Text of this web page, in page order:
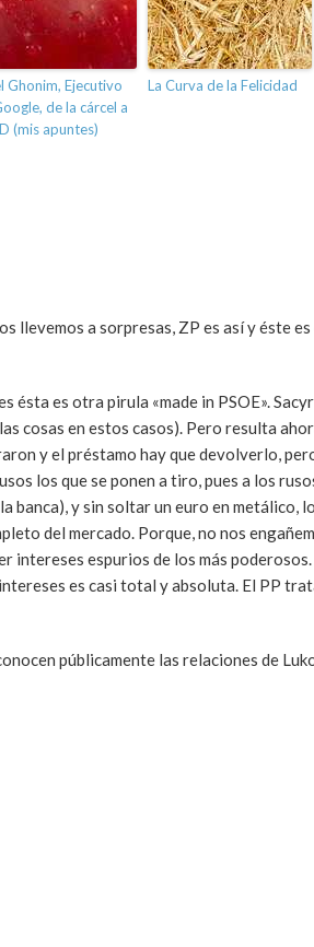
Ghonim, Ejecutivo
de la cárcel a
(mis apuntes)
La Curva de la Felicidad
llevemos a sorpresas, ZP es así y éste
ésta es otra pirula «made in PSOE».
cosas en estos casos). Pero resulta
y el préstamo hay que devolverlo,
los que se ponen a tiro, pues a los
y sin soltar un euro en metálico,
del mercado. Porque, no nos
intereses espurios de los más poderosos.
es casi total y absoluta. El PP
públicamente las relaciones de